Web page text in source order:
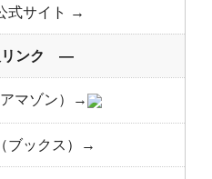
式サイト →
ンク ―
マゾン）→
ブックス）→